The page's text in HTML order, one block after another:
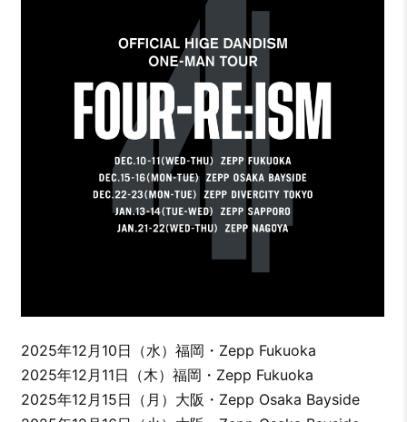
2025年12月10日（水）福岡・Zepp Fukuoka
2025年12月11日（木）福岡・Zepp Fukuoka
2025年12月15日（月）大阪・Zepp Osaka Bayside